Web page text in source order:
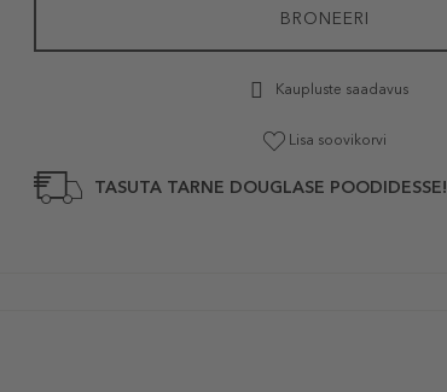
BRONEERI
Kaupluste saadavus
Lisa soovikorvi
TASUTA TARNE DOUGLASE POODIDESSE!